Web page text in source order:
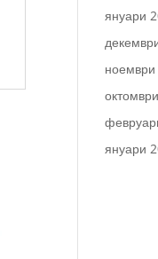
януари
януари